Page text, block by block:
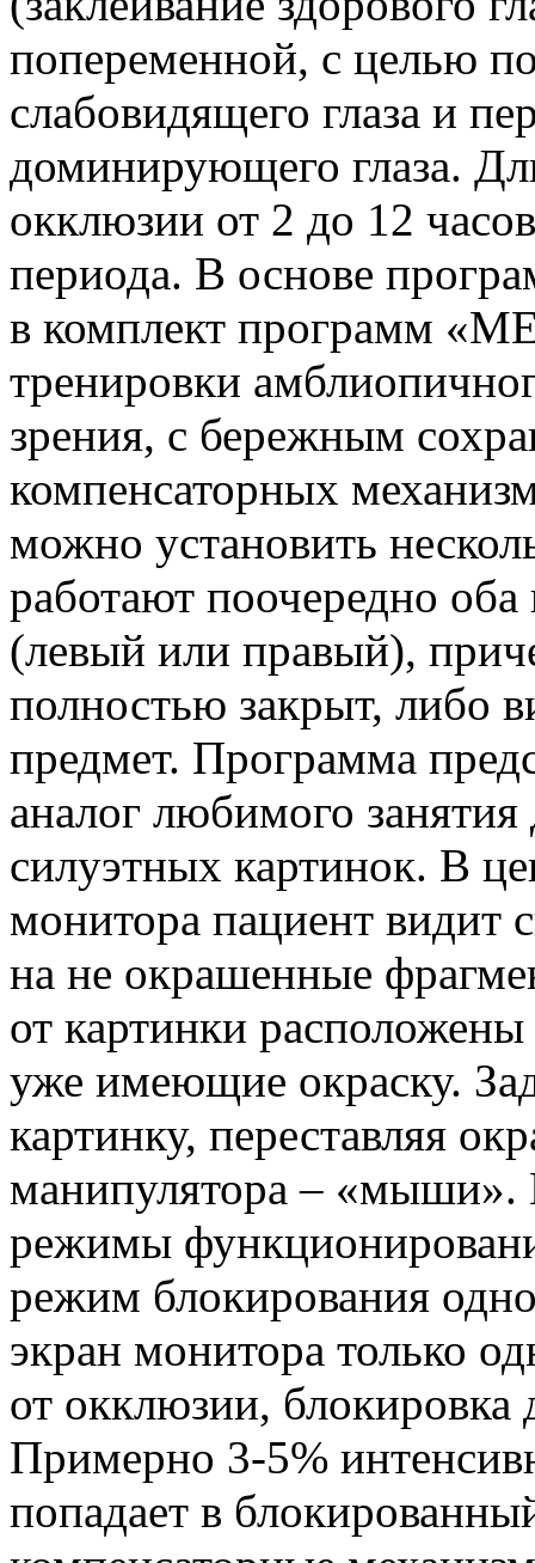
попеременной, с целью
слабовидящего глаза и
доминирующего глаза.
окклюзии от 2 до 12
периода. В основе
в комплект программ
тренировки
зрения, с бережным
компенсаторных
можно установить
работают поочередно оба
(левый или правый),
полностью закрыт, либо
предмет. Программа
аналог любимого
силуэтных картинок. В
монитора пациент видит
на не окрашенные
от картинки
уже имеющие окраску.
картинку, переставляя
манипулятора –
режимы
режим блокирования
экран монитора только
от окклюзии, блокировка
Примерно 3-5%
попадает в